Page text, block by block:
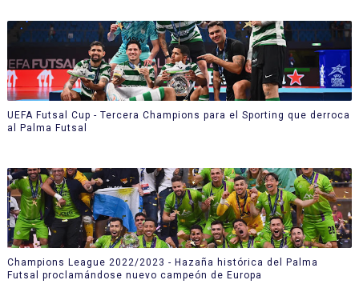
UEFA Futsal Cup - Tercera Champions para el Sporting que derroca
al Palma Futsal
Champions League 2022/2023 - Hazaña histórica del Palma
Futsal proclamándose nuevo campeón de Europa